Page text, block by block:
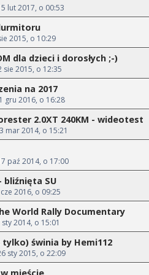
lut 2017, o 00:53
2015, o 10:29
dla dzieci i dorosłych ;-)
sie 2015, o 12:35
na 2017
gru 2016, o 16:28
2.0XT 240KM - wideotest
mar 2014, o 15:21
paź 2014, o 17:00
SU
2016, o 09:25
World Rally Documentary
sty 2014, o 15:01
świnia by Hemi112
sty 2015, o 22:09